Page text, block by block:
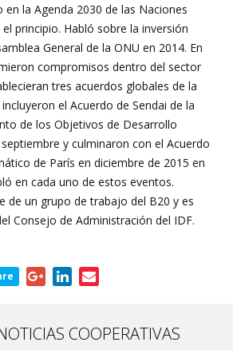
en la Agenda 2030 de las Naciones
principio. Habló sobre la inversión
General de la ONU en 2014. En
compromisos dentro del sector
tres acuerdos globales de la
el Acuerdo de Sendai de la
de los Objetivos de Desarrollo
y culminaron con el Acuerdo
de París en diciembre de 2015 en
en cada uno de estos eventos.
de un grupo de trabajo del B20 y es
Consejo de Administración del IDF.
COOPERATIVAS